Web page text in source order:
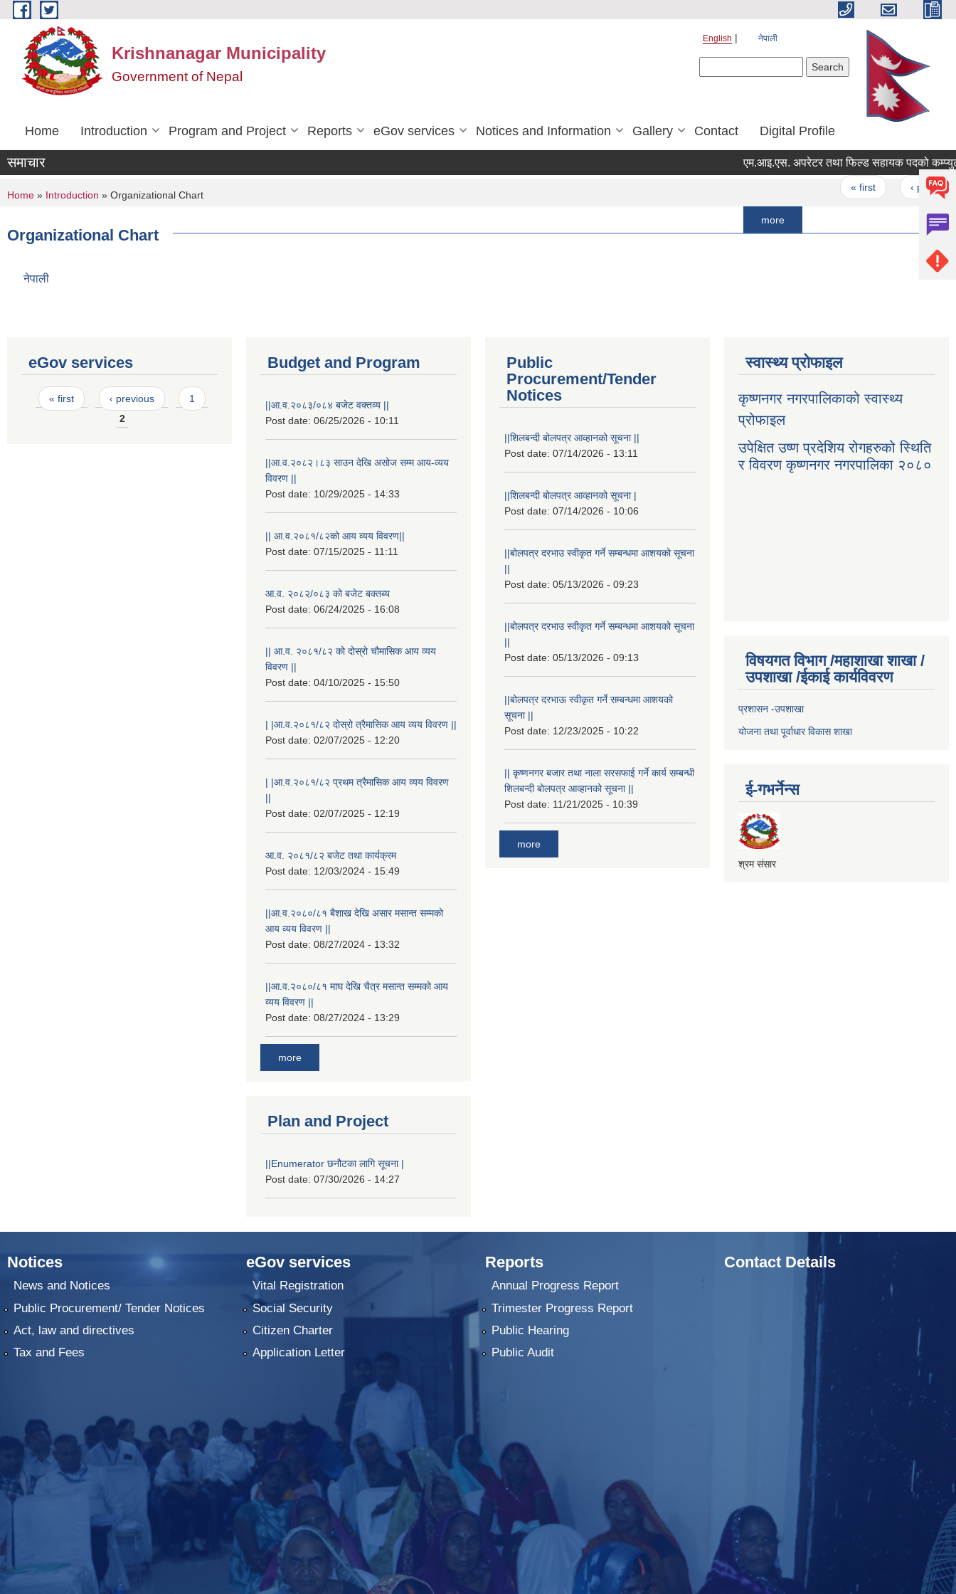
Skip to main content
Krishnanagar Municipality
Government of Nepal
English नेपाली
Home Introduction Program and Project Reports eGov services Notices and Information Gallery Contact Digital Profile
समाचार
‹ previous
You are here
Home » Introduction » Organizational Chart
Organizational Chart
नेपाली
eGov services
Pages
« first ‹ previous
1
2
Budget and Program
||आ.व.२०८३/०८४ बजेट वक्तव्य ||
Post date: 06/25/2026 - 10:11
||आ.व.२०८२।८३ साउन देखि असोज सम्म आय-व्यय
विवरण ||
Post date: 10/29/2025 - 14:33
|| आ.व.२०८१/८२को आय व्यय विवरण||
Post date: 07/15/2025 - 11:11
आ.व. २०८२/०८३ को बजेट बक्तब्य
Post date: 06/24/2025 - 16:08
|| आ.व. २०८१/८२ को दोस्रो चौमासिक आय व्यय
विवरण ||
Post date: 04/10/2025 - 15:50
| |आ.व.२०८१/८२ दोस्रो त्रैमासिक आय व्यय विवरण ||
Post date: 02/07/2025 - 12:20
| |आ.व.२०८१/८२ प्रथम त्रैमासिक आय व्यय विवरण
||
Post date: 02/07/2025 - 12:19
आ.व. २०८१/८२ बजेट तथा कार्यक्रम
Post date: 12/03/2024 - 15:49
||आ.व.२०८०/८१ बैशाख देखि असार मसान्त सम्मको
आय व्यय विवरण ||
Post date: 08/27/2024 - 13:32
||आ.व.२०८०/८१ माघ देखि चैत्र मसान्त सम्मको आय
व्यय विवरण ||
Post date: 08/27/2024 - 13:29
more
Plan and Project
||Enumerator छनौटका लागि सूचना |
Post date: 07/30/2026 - 14:27
Public
Procurement/Tender
Notices
||शिलबन्दी बोलपत्र आव्हानको सूचना ||
Post date: 07/14/2026 - 13:11
||शिलबन्दी बोलपत्र आव्हानको सूचना |
Post date: 07/14/2026 - 10:06
||बोलपत्र दरभाउ स्वीकृत गर्ने सम्बन्धमा आशयको सूचना
||
Post date: 05/13/2026 - 09:23
||बोलपत्र दरभाउ स्वीकृत गर्ने सम्बन्धमा आशयको सूचना
||
Post date: 05/13/2026 - 09:13
||बोलपत्र दरभाऊ स्वीकृत गर्ने सम्बन्धमा आशयको
सूचना ||
Post date: 12/23/2025 - 10:22
|| कृष्णनगर बजार तथा नाला सरसफाई गर्ने कार्य सम्बन्धी
शिलबन्दी बोलपत्र आव्हानको सूचना ||
Post date: 11/21/2025 - 10:39
more
स्वास्थ्य प्रोफाइल
कृष्णनगर नगरपालिकाको स्वास्थ्य
प्रोफाइल
उपेक्षित उष्ण प्रदेशिय रोगहरुको स्थिति
र विवरण कृष्णनगर नगरपालिका २०८०
विषयगत विभाग /महाशाखा शाखा /
उपशाखा /ईकाई कार्यविवरण
प्रशासन -उपशाखा
योजना तथा पूर्वाधार विकास शाखा
ई-गभर्नेन्स
श्रम संसार
Notices
News and Notices
Public Procurement/ Tender Notices
Act, law and directives
Tax and Fees
eGov services
Vital Registration
Social Security
Citizen Charter
Application Letter
Reports
Annual Progress Report
Trimester Progress Report
Public Hearing
Public Audit
Contact Details